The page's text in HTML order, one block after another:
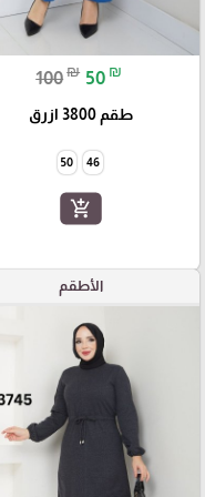
100₪ 50 ₪
طقم 3800 ازرق
46
50
add_shopping_cart
الأطقم